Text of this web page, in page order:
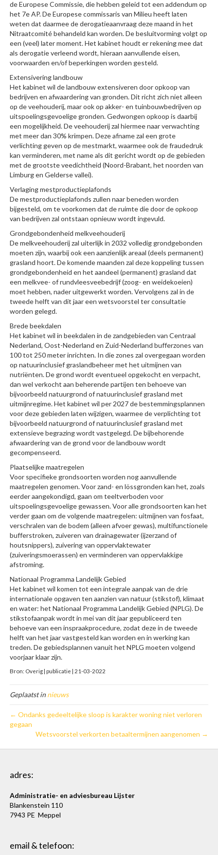
de Europese Commissie, die hebben geleid tot een addendum op
het 7e AP. De Europese commissaris van Milieu heeft laten
weten dat daarmee de derogatieaanvraag deze maand in het
Nitraatcomité behandeld kan worden. De besluitvorming volgt op
een (veel) later moment. Het kabinet houdt er rekening mee dat
als derogatie verleend wordt, hieraan aanvullende eisen,
voorwaarden en/of beperkingen worden gesteld.
Extensivering landbouw
Het kabinet wil de landbouw extensiveren door opkoop van
bedrijven en afwaardering van gronden. Dit richt zich niet alleen
op de veehouderij, maar ook op akker- en tuinbouwbedrijven op
uitspoelingsgevoelige gronden. Gedwongen opkoop is daarbij
een mogelijkheid. De veehouderij zal hiermee naar verwachting
met meer dan 30% krimpen. Deze afname zal een grote
verlichting geven op de mestmarkt, waarmee ook de fraudedruk
kan verminderen, met name als dit gericht wordt op de gebieden
met de grootste veedichtheid (Noord-Brabant, het noorden van
Limburg en Gelderse vallei).
Verlaging mestproductieplafonds
De mestproductieplafonds zullen naar beneden worden
bijgesteld, om te voorkomen dat de ruimte die door de opkoop
van bedrijven zal ontstaan opnieuw wordt ingevuld.
Grondgebondenheid melkveehouderij
De melkveehouderij zal uiterlijk in 2032 volledig grondgebonden
moeten zijn, waarbij ook een aanzienlijk areaal (deels permanent)
grasland hoort. De komende maanden zal deze koppeling tussen
grondgebondenheid en het aandeel (permanent) grasland dat
een melkvee- of rundvleesveebedrijf (zoog- en weidekoeien)
moet hebben, nader uitgewerkt worden. Vervolgens zal in de
tweede helft van dit jaar een wetsvoorstel ter consultatie
worden gelegd.
Brede beekdalen
Het kabinet wil in beekdalen in de zandgebieden van Centraal
Nederland, Oost-Nederland en Zuid-Nederland bufferzones van
100 tot 250 meter inrichten. In die zones zal overgegaan worden
op natuurinclusief graslandbeheer met het uitmijnen van
nutriënten. De grond wordt eventueel opgekocht en verpacht,
dan wel verkocht aan beherende partijen ten behoeve van
bijvoorbeeld natuurgrond of natuurinclusief grasland met
uitmijnregime. Het kabinet wil per 2027 de bestemmingsplannen
voor deze gebieden laten wijzigen, waarmee de verplichting tot
bijvoorbeeld natuurgrond of natuurinclusief grasland met
extensieve begrazing wordt vastgelegd. De bijbehorende
afwaardering van de grond voor de landbouw wordt
gecompenseerd.
Plaatselijke maatregelen
Voor specifieke grondsoorten worden nog aanvullende
maatregelen genomen. Voor zand- en lössgronden kan het, zoals
eerder aangekondigd, gaan om teeltverboden voor
uitspoelingsgevoelige gewassen. Voor alle grondsoorten kan het
verder gaan om de volgende maatregelen: uitmijnen van fosfaat,
verschralen van de bodem (alleen afvoer gewas), multifunctionele
bufferstroken, zuiveren van drainagewater (ijzerzand of
houtsnippers), zuivering van oppervlaktewater
(zuiveringsmoerassen) en verminderen van oppervlakkige
afstroming.
Nationaal Programma Landelijk Gebied
Het kabinet wil komen tot een integrale aanpak van de drie
internationale opgaven ten aanzien van natuur (stikstof), klimaat
en water: het Nationaal Programma Landelijk Gebied (NPLG). De
stikstofaanpak wordt in mei van dit jaar gepubliceerd ten
behoeve van een inspraakprocedure, zodat deze in de tweede
helft van het jaar vastgesteld kan worden en in werking kan
treden. De gebiedsplannen vanuit het NPLG moeten volgend
voorjaar klaar zijn.
Bron: Overig | publicatie | 21-03-2022
Geplaatst innieuws
← Ondanks gedeeltelijke sloop is karakter woning niet verloren
gegaan
Wetsvoorstel verkorten betaaltermijnen aangenomen →
adres:
Administratie- en adviesbureau Lijster
Blankenstein 110
7943 PE Meppel
email & telefoon: